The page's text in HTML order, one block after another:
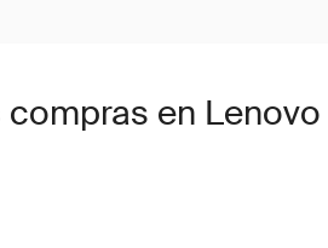
en Lenovo